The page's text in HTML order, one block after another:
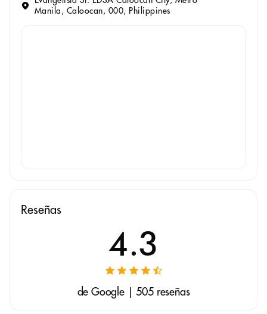
Manila, Caloocan, 000, Philippines
Reseñas
4.3
de Google | 505 reseñas